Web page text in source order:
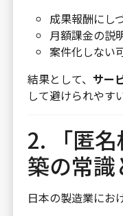
成果報酬にし
月額課金の説
案件化しない
結果として、 サー
して避けられやす
2. 「匿
築の常識
日本の製造業にお